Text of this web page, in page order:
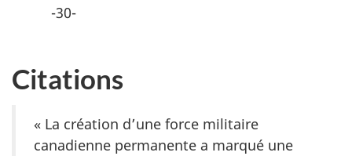
-30-
Citations
« La création d’une force militaire
canadienne permanente a marqué une